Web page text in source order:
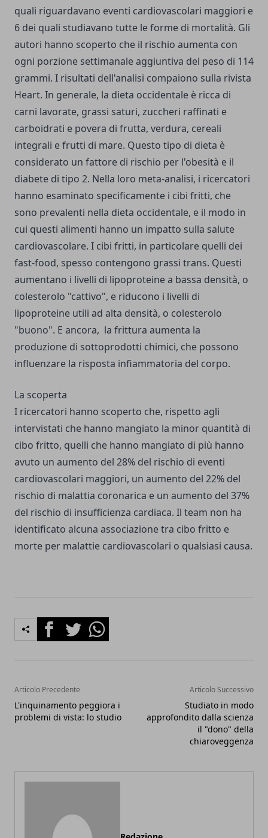
quali riguardavano eventi cardiovascolari maggiori e
6 dei quali studiavano tutte le forme di mortalità. Gli
autori hanno scoperto che il rischio aumenta con
ogni porzione settimanale aggiuntiva del peso di 114
grammi. I risultati dell'analisi compaiono sulla rivista
Heart. In generale, la dieta occidentale è ricca di
carni lavorate, grassi saturi, zuccheri raffinati e
carboidrati e povera di frutta, verdura, cereali
integrali e frutti di mare. Questo tipo di dieta è
considerato un fattore di rischio per l'obesità e il
diabete di tipo 2. Nella loro meta-analisi, i ricercatori
hanno esaminato specificamente i cibi fritti, che
sono prevalenti nella dieta occidentale, e il modo in
cui questi alimenti hanno un impatto sulla salute
cardiovascolare. I cibi fritti, in particolare quelli dei
fast-food, spesso contengono grassi trans. Questi
aumentano i livelli di lipoproteine a bassa densità, o
colesterolo "cattivo", e riducono i livelli di
lipoproteine utili ad alta densità, o colesterolo
"buono". E ancora, la frittura aumenta la
produzione di sottoprodotti chimici, che possono
influenzare la risposta infiammatoria del corpo.
La scoperta
I ricercatori hanno scoperto che, rispetto agli
intervistati che hanno mangiato la minor quantità di
cibo fritto, quelli che hanno mangiato di più hanno
avuto un aumento del 28% del rischio di eventi
cardiovascolari maggiori, un aumento del 22% del
rischio di malattia coronarica e un aumento del 37%
del rischio di insufficienza cardiaca. Il team non ha
identificato alcuna associazione tra cibo fritto e
morte per malattie cardiovascolari o qualsiasi causa.
FacebookTwitterWhatsapp
Articolo Precedente
L'inquinamento peggiora i
problemi di vista: lo studio
Articolo Successivo
Studiato in modo
approfondito dalla scienza
il "dono" della
chiaroveggenza